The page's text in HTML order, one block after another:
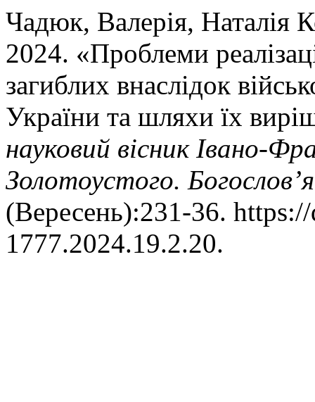
Чадюк, Валерія, Наталія
2024. «Проблеми
загиблих внаслідок
України та шляхи їх
науковий вісник Івано-
Золотоустого.
(Вересень):231-36.
1777.2024.19.2.20.